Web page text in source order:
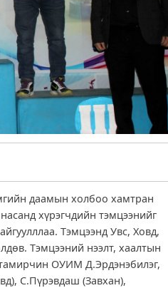
даамын холбоо хамтран
хүрэгчдийн тэмцээнийг
Тэмцээнд Увс, Ховд,
Тэмцээний нээлт, хаалтын
ОУИМ Д.Эрдэнэбилэг,
С.Пүрэвдаш (Завхан),